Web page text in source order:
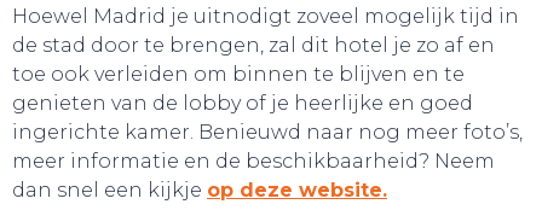
SNUIF CULTUUR!
Hoewel Madrid je uitnodigt zoveel mogelijk tijd in
de stad door te brengen, zal dit hotel je zo af en
toe ook verleiden om binnen te blijven en te
genieten van de lobby of je heerlijke en goed
ingerichte kamer. Benieuwd naar nog meer foto’s,
meer informatie en de beschikbaarheid? Neem
dan snel een kijkje op deze website.